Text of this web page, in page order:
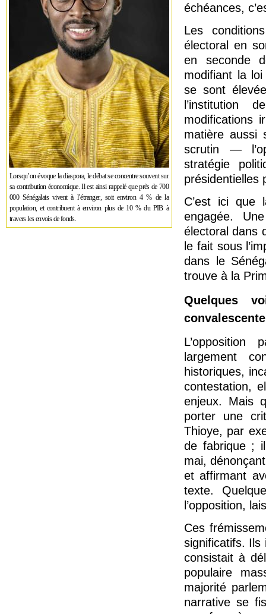
Lorsqu’on évoque la diaspora, le débat se concentre souvent sur
sa contribution économique. Il est ainsi rappelé que près de 700
000 Sénégalais vivent à l’étranger, soit environ 4 % de la
population, et contribuent à environ plus de 10 % du PIB à
travers les envois de fonds.
échéances,
Les
électoral en
en seconde
modifiant la
se sont
l’institution
modifications
matière aussi
scrutin —
stratégie
présidentielles
C’est ici que
engagée.
électoral dans
le fait sous
dans le
trouve à la
Quelques
convalescente
L’opposition
largement
historiques,
contestation,
enjeux. Mais
porter une
Thioye, par
de fabrique ;
mai,
et affirmant
texte.
l’opposition,
Ces
significatifs. Ils
consistait à
populaire
majorité
narrative se